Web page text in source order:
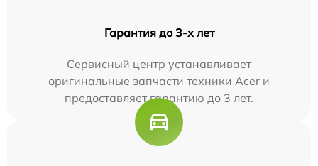
Гарантия до 3-х лет
Сервисный центр устанавливает
оригинальные запчасти техники Acer и
предоставляет гарантию до 3 лет.